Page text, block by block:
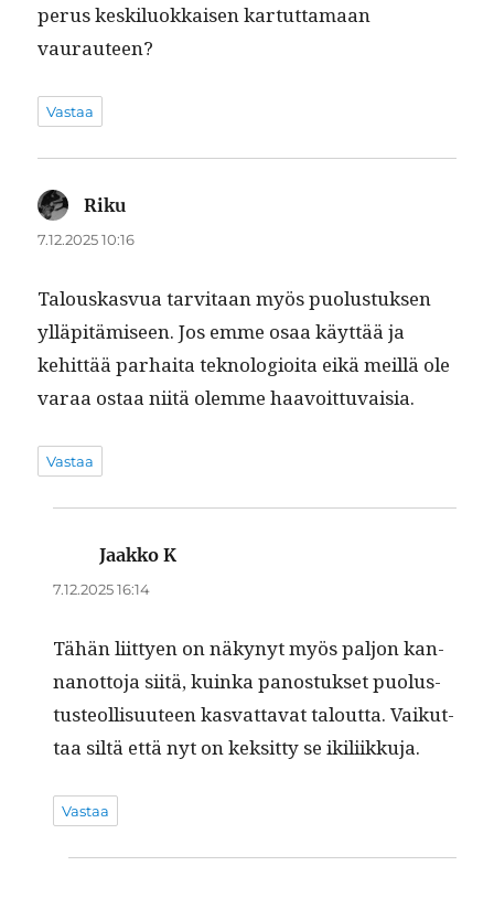
perus keskilu­okkaisen kar­tut­ta­maan
vaurauteen?
Vastaa
Riku
7.12.2025 10:16
Talouskasvua tarvi­taan myös puo­lus­tuk­sen
ylläpitämiseen. Jos emme osaa käyt­tää ja
kehit­tää parhai­ta teknolo­gioi­ta eikä meil­lä ole
varaa ostaa niitä olemme haavoittuvaisia.
Vastaa
Jaakko K
7.12.2025 16:14
Tähän liit­tyen on näkynyt myös paljon kan­
nan­ot­to­ja siitä, kuin­ka panos­tuk­set puo­lus­
tus­te­ol­lisu­u­teen kas­vat­ta­vat talout­ta. Vaikut­
taa siltä että nyt on kek­sit­ty se ikiliikkuja.
Vastaa